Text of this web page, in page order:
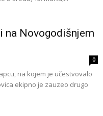
na Novogodišnjem
0
na kojem je učestvovalo
ekipno je zauzeo drugo